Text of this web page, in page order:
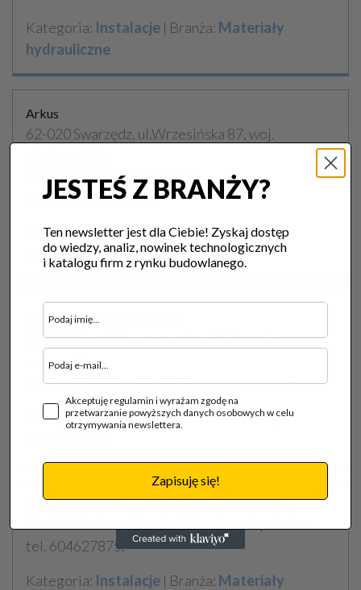
Kategoria: Instalacje | Branża: Materiały
hydrauliczne
Arkus
62-020 Swarzędz, ul.Wrzesińska 87, woj.
tel. 618181639, 695744905,
www.arkus.poznan.pl
Kategoria:Instalacje| Branża:Materiały
hydrauliczne
Armatura Przemysłowa i Po
87-100 Toruń, Towarowa 1, woj. kujawsko-
pomorskie
tel. 566553493, 609188584, www.mar-mag.pl
Kategoria:Instalacje| Branża:Materiały
Budzioch Barbara Zakład Wodno-Melioracyjny
tel. 604627875,
Kategoria: Instalacje | Branża: Materiały
JESTEŚ Z BRANŻY?
Ten newsletter jest dla Ciebie! Zyskaj dostęp
do wiedzy, analiz, nowinek technologicznych
i katalogu firm z rynku budowlanego.
Akceptuję regulamin i wyrażam zgodę na
przetwarzanie powyższych danych osobowych w celu
otrzymywania newslettera.
Zapisuję się!